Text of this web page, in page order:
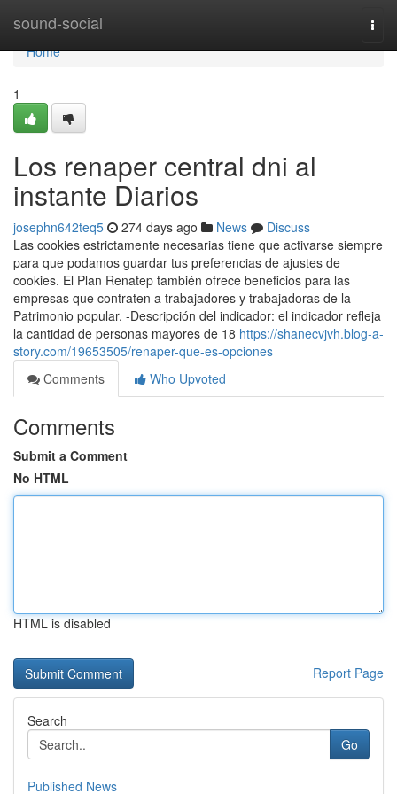
sound-social
Home
Home
1
Los renaper central dni al
instante Diarios
josephn642teq5 274 days ago News
Discuss
Las cookies estrictamente necesarias tiene que activarse siempre
para que podamos guardar tus preferencias de ajustes de
cookies. El Plan Renatep también ofrece beneficios para las
empresas que contraten a trabajadores y trabajadoras de la
Patrimonio popular. -Descripción del indicador: el indicador refleja
la cantidad de personas mayores de 18 https://shanecvjvh.blog-a-
story.com/19653505/renaper-que-es-opciones
Comments
Who Upvoted
Comments
Submit a Comment
No HTML
HTML is disabled
Report Page
Search
Go
Published News